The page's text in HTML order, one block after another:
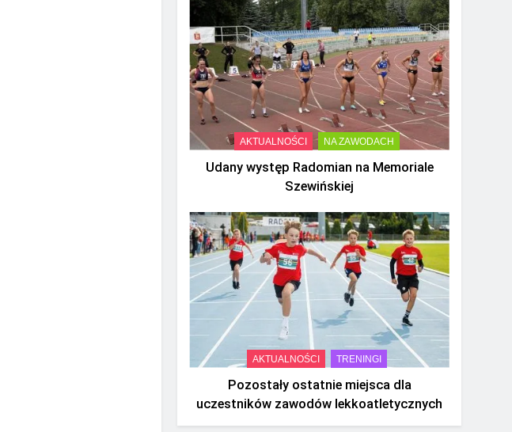
AKTUALNOŚCI NA ZAWODACH
Udany występ Radomian na Memoriale
Szewińskiej
AKTUALNOŚCI TRENINGI
Pozostały ostatnie miejsca dla
uczestników zawodów lekkoatletycznych